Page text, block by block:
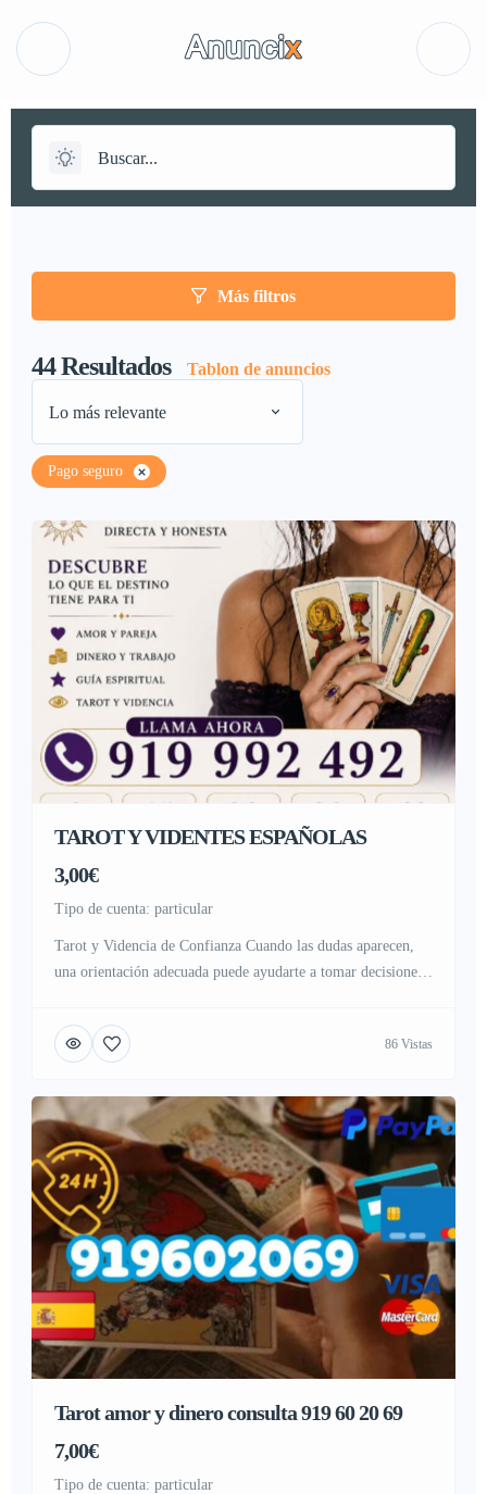
Más filtros
44Resultados Tablon de anuncios
Lo más relevante
Pago seguro
TAROT Y VIDENTES ESPAÑOLAS
3,00€
tipo de cuenta: particular
Tarot y Videncia de Confianza Cuando las dudas aparecen,
una orientación adecuada puede ayudarte a tomar decisiones
españolas que ponen su experiencia a tu servicio.
Especialistas en: • Amor y relaciones • Trabajo y negocios •
Decisiones importantes […]
86 Vistas
Tarot amor y dinero consulta 919 60 20 69
7,00€
tipo de cuenta: particular